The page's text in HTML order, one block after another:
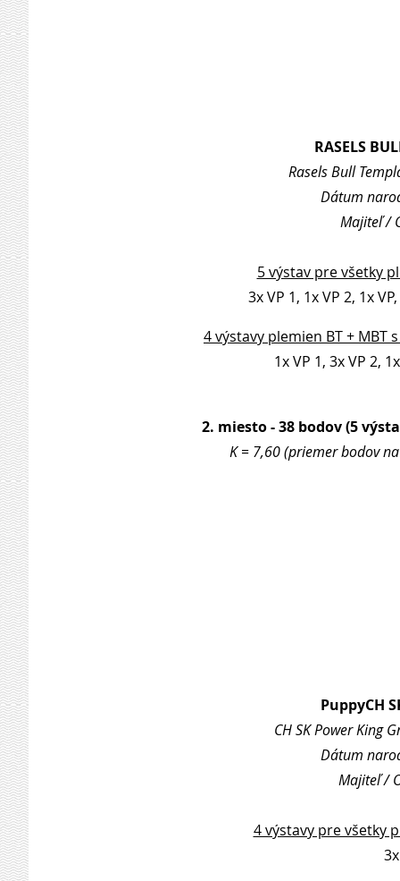
RASELS
Rasels Bull
Dátum
Majiteľ /
5 výstav pre všetky
3x VP 1, 1x VP 2, 1x
4 výstavy plemien BT + MBT
1x VP 1, 3x VP 2,
2. miesto - 38 bodov (5
K = 7,60 (priemer bodov
PuppyCH
CH SK Power King
Dátum
Majiteľ /
4 výstavy pre všetky